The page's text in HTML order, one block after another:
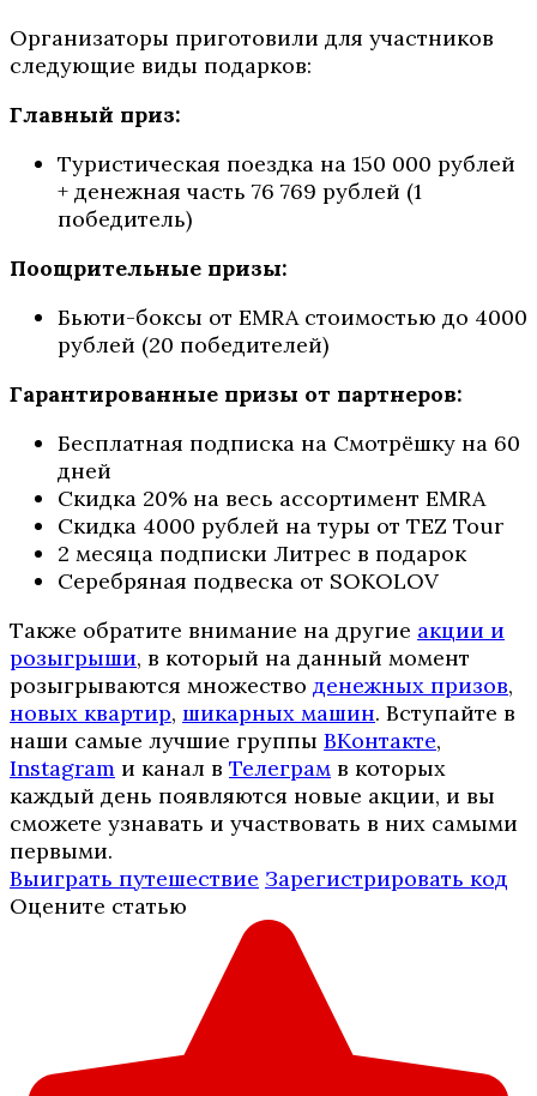
Организаторы приготовили для участников
следующие виды подарков:
Главный приз:
Туристическая поездка на 150 000 рублей
+ денежная часть 76 769 рублей (1
победитель)
Поощрительные призы:
Бьюти-боксы от EMRA стоимостью до 4000
рублей (20 победителей)
Гарантированные призы от партнеров:
Бесплатная подписка на Смотрёшку на 60
дней
Скидка 20% на весь ассортимент EMRA
Скидка 4000 рублей на туры от TEZ Tour
2 месяца подписки Литрес в подарок
Серебряная подвеска от SOKOLOV
Также обратите внимание на другие акции и
розыгрыши, в который на данный момент
розыгрываются множество денежных призов,
новых квартир, шикарных машин. Вступайте в
наши самые лучшие группы ВКонтакте,
Instagram и канал в Телеграм в которых
каждый день появляются новые акции, и вы
сможете узнавать и участвовать в них самыми
первыми.
Выиграть путешествие Зарегистрировать код
Оцените статью